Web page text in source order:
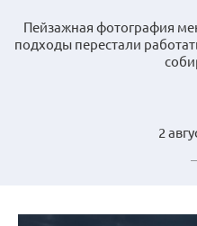
Пейзажная фотография
подходы перестали
2